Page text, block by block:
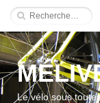
Le vélo sous